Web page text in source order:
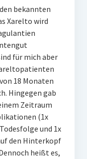
bekannten
Xarelto wird
für mich aber
18 Monaten
Hingegen gab
Zeitraum
(1x
und 1x
den Hinterkopf
heißt es,